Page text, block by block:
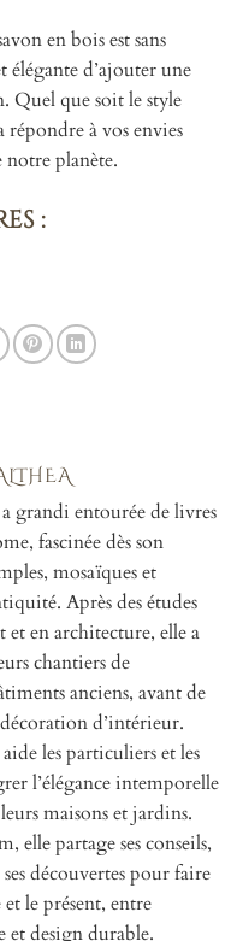
en bois est sans
d’ajouter une
Quel que soit le style
répondre à vos envies
planète.
:
grandi entourée de livres
fascinée dès son
mosaïques et
Après des études
et en architecture, elle a
chantiers de
anciens, avant de
d’intérieur.
les particuliers et les
l’élégance intemporelle
maisons et jardins.
elle partage ses conseils,
découvertes pour faire
le présent, entre
et design durable.